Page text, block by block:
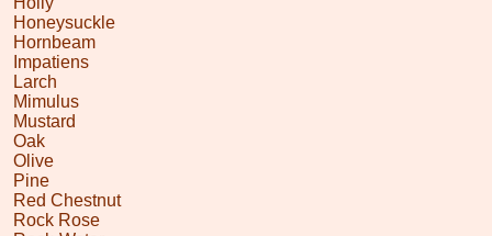
Honeysuckle
Hornbeam
Impatiens
Larch
Mimulus
Mustard
Oak
Olive
Pine
Red Chestnut
Rock Rose